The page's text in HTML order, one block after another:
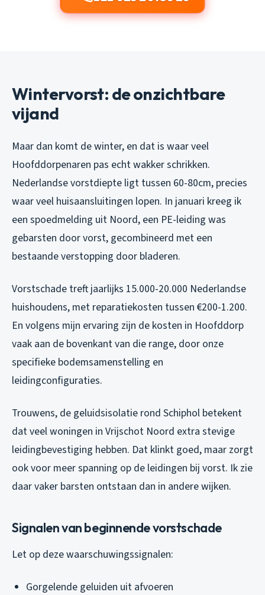
Wintervorst: de onzichtbare
vijand
Maar dan komt de winter, en dat is waar veel
Hoofddorpenaren pas echt wakker schrikken.
Nederlandse vorstdiepte ligt tussen 60-80cm, precies
waar veel huisaansluitingen lopen. In januari kreeg ik
een spoedmelding uit Noord, een PE-leiding was
gebarsten door vorst, gecombineerd met een
bestaande verstopping door bladeren.
Vorstschade treft jaarlijks 15.000-20.000 Nederlandse
huishoudens, met reparatiekosten tussen €200-1.200.
En volgens mijn ervaring zijn de kosten in Hoofddorp
vaak aan de bovenkant van die range, door onze
specifieke bodemsamenstelling en
leidingconfiguraties.
Trouwens, de geluidsisolatie rond Schiphol betekent
dat veel woningen in Vrijschot Noord extra stevige
leidingbevestiging hebben. Dat klinkt goed, maar zorgt
ook voor meer spanning op de leidingen bij vorst. Ik zie
daar vaker barsten ontstaan dan in andere wijken.
Signalen van beginnende vorstschade
Let op deze waarschuwingssignalen:
Gorgelende geluiden uit afvoeren